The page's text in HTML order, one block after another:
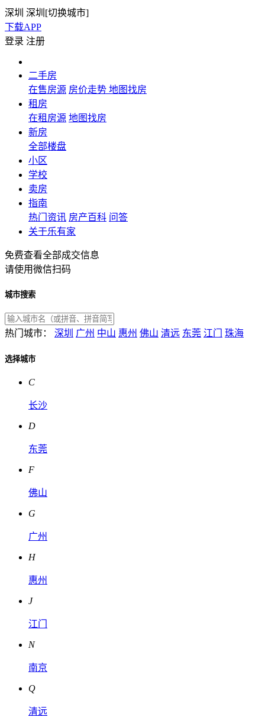
深圳 深圳[切换城市]
下载APP
登录 注册
二手房
在售房源 房价走势 地图找房
租房
在租房源 地图找房
新房
全部楼盘
小区
学校
卖房
指南
热门资讯 房产百科 问答
关于乐有家
免费查看全部成交信息
请使用微信扫码
城市搜索
热门城市： 深圳 广州 中山 惠州 佛山 清远 东莞 江门 珠海
选择城市
C
长沙
D
东莞
F
佛山
G
广州
H
惠州
J
江门
N
南京
Q
清远